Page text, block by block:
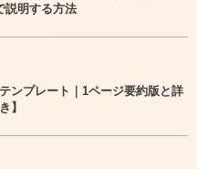
説明する方法
ンプレート｜1ページ要約版と詳
】